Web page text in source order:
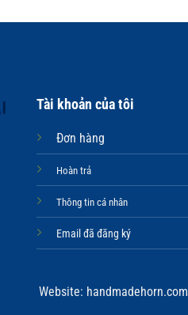
Tài khoản của tôi
Đơn hàng
Hoàn trả
Thông tin cá nhân
Email đã đăng ký
Website: handmadehorn.com